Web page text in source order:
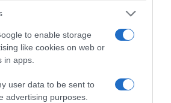
to enable storage
like cookies on web or
in apps.
user data to be sent to
advertising purposes.
Cheesecake